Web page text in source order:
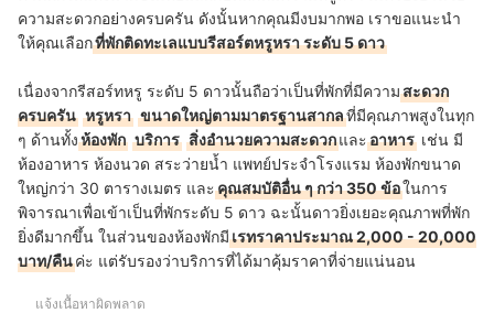
ความสะดวกอย่างครบครัน ดังนั้นหากคุณมีงบมากพอ เราขอแนะนำ
ให้คุณเลือกที่พักติดทะเลแบบรีสอร์ตหรูหรา ระดับ 5 ดาว
เนื่องจากรีสอร์ทหรู ระดับ 5 ดาวนั้นถือว่าเป็นที่พักที่มีความสะดวก
ครบครัน หรูหรา ขนาดใหญ่ตามมาตรฐานสากลที่มีคุณภาพสูงในทุก
ๆ ด้านทั้งห้องพัก บริการ สิ่งอำนวยความสะดวกและอาหาร เช่น มี
ห้องอาหาร ห้องนวด สระว่ายน้ำ แพทย์ประจำโรงแรม ห้องพักขนาด
ใหญ่กว่า 30 ตารางเมตร และคุณสมบัติอื่น ๆ กว่า 350 ข้อในการ
พิจารณาเพื่อเข้าเป็นที่พักระดับ 5 ดาว ฉะนั้นดาวยิ่งเยอะคุณภาพที่พัก
ยิ่งดีมากขึ้น ในส่วนของห้องพักมีเรทราคาประมาณ 2,000 - 20,000
บาท/คืนค่ะ แต่รับรองว่าบริการที่ได้มาคุ้มราคาที่จ่ายแน่นอน
แจ้งเนื้อหาผิดพลาด